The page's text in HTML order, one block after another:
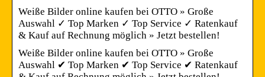
Weiße Bilder online kaufen bei OTTO » Große
Auswahl ✓ Top Marken ✓ Top Service ✓ Ratenkauf
& Kauf auf Rechnung möglich » Jetzt bestellen!
Weiße Bilder online kaufen bei OTTO » Große
Auswahl ✔ Top Marken ✔ Top Service ✔ Ratenkauf